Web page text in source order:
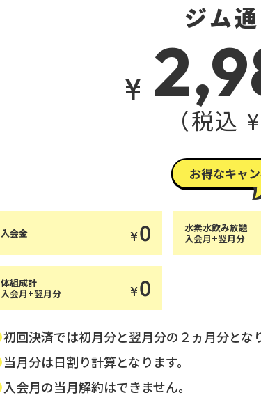
ジム
¥
（税込
お得なキャ
入会金 ¥0
水素水飲み放題
入会月+翌月分
体組成計
入会月+翌月分
¥0
初回決済では初月分と翌月分の２ヵ月分とな
当月分は日割り計算となります。
入会月の当月解約はできません。